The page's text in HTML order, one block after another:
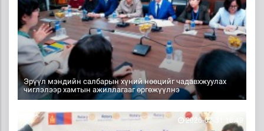
Эрүүл мэндийн салбарын хүний нөөцийг чадавхжуулах
чиглэлээр хамтын ажиллагааг өргөжүүлнэ
2026-07-31 16:49